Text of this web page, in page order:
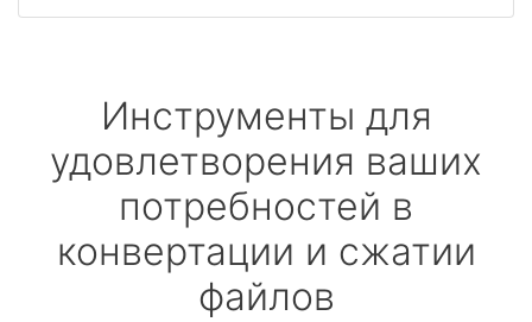
Инструменты для
удовлетворения ваших
потребностей в
конвертации и сжатии
файлов